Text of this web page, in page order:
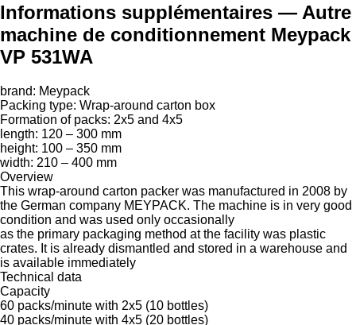
Informations supplémentaires — Autre
machine de conditionnement Meypack
VP 531WA
brand: Meypack
Packing type: Wrap-around carton box
Formation of packs: 2x5 and 4x5
length: 120 – 300 mm
height: 100 – 350 mm
width: 210 – 400 mm
Overview
This wrap-around carton packer was manufactured in 2008 by
the German company MEYPACK. The machine is in very good
condition and was used only occasionally
as the primary packaging method at the facility was plastic
crates. It is already dismantled and stored in a warehouse and
is available immediately
Technical data
Capacity
60 packs/minute with 2x5 (10 bottles)
40 packs/minute with 4x5 (20 bottles)